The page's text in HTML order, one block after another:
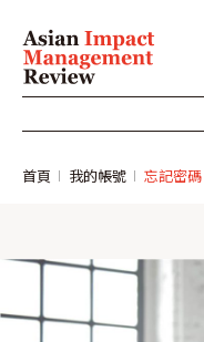
首頁 我的帳號 忘記密碼